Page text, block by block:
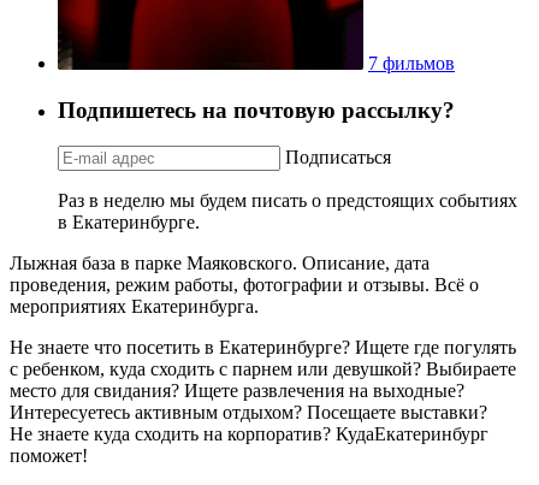
7 фильмов
Подпишетесь на почтовую рассылку?
Подписаться
Раз в неделю мы будем писать о предстоящих событиях
в Екатеринбурге.
Лыжная база в парке Маяковского. Описание, дата
проведения, режим работы, фотографии и отзывы. Всё о
мероприятиях Екатеринбурга.
Не знаете что посетить в Екатеринбурге? Ищете где погулять
с ребенком, куда сходить с парнем или девушкой? Выбираете
место для свидания? Ищете развлечения на выходные?
Интересуетесь активным отдыхом? Посещаете выставки?
Не знаете куда сходить на корпоратив? КудаЕкатеринбург
поможет!